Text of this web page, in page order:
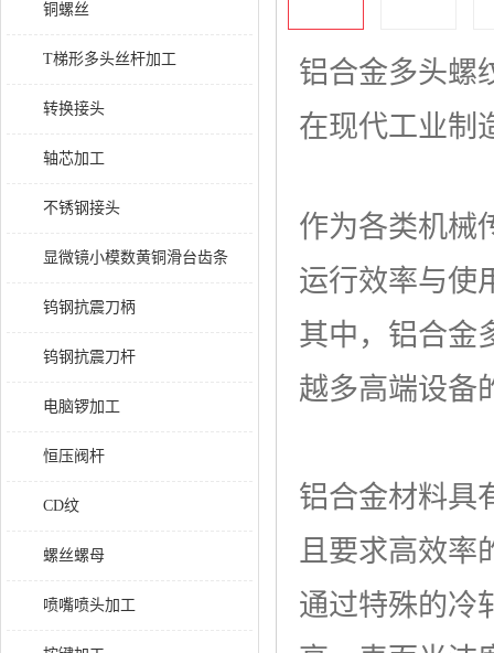
铜螺丝
T梯形多头丝杆加工
转换接头
轴芯加工
不锈钢接头
显微镜小模数黄铜滑台齿条
钨钢抗震刀柄
钨钢抗震刀杆
电脑锣加工
恒压阀杆
CD纹
螺丝螺母
喷嘴喷头加工
铝合金多头螺
在现代工业制
作为各类机械
运行效率与使
其中，铝合金
越多高端设备
铝合金材料具
且要求高效率
通过特殊的冷